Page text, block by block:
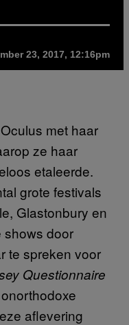
23, 2017, 12:16pm
met haar
ze haar
etaleerde.
grote festivals
Glastonbury en
shows door
te spreken voor
Questionnaire
aflevering